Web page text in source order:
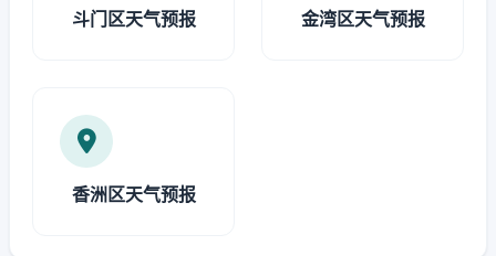
斗门区天气预报 金湾区天气预报
香洲区天气预报